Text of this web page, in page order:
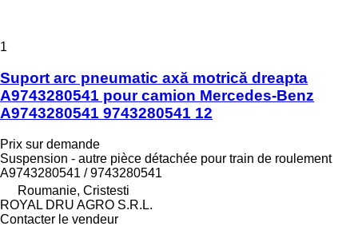
1
Suport arc pneumatic axă motrică dreapta
A9743280541 pour camion Mercedes-Benz
A9743280541 9743280541 12
Prix sur demande
Suspension - autre pièce détachée pour train de roulement
A9743280541 / 9743280541
Roumanie, Cristesti
ROYAL DRU AGRO S.R.L.
Contacter le vendeur